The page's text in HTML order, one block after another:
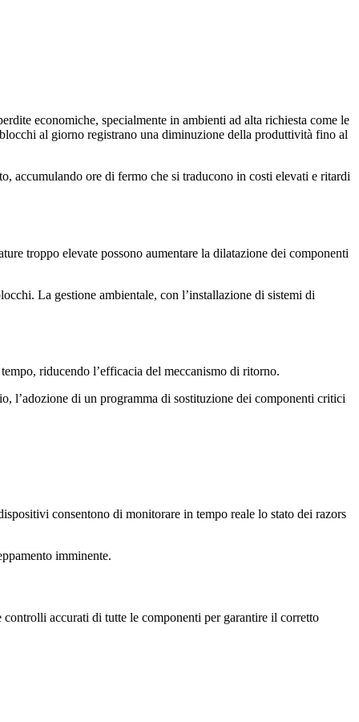
economiche, specialmente in ambienti ad alta richiesta come le
al giorno registrano una diminuzione della produttività fino al
accumulando ore di fermo che si traducono in costi elevati e ritardi
troppo elevate possono aumentare la dilatazione dei componenti
La gestione ambientale, con l’installazione di sistemi di
riducendo l’efficacia del meccanismo di ritorno.
l’adozione di un programma di sostituzione dei componenti critici
consentono di monitorare in tempo reale lo stato dei razors
imminente.
accurati di tutte le componenti per garantire il corretto